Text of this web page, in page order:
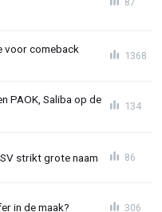
voor comeback
1368
PAOK, Saliba op de
134
strikt grote naam 86
in de maak? 306